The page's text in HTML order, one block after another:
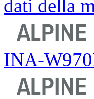
dati della
INA-